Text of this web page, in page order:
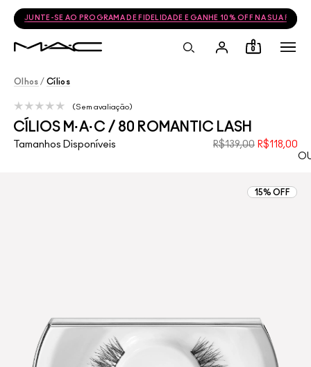
JUNTE-SE AO PROGRAMA DE FIDELIDADE E GANHE 10% OFF NA SUA
0
Olhos / Cílios
CÍLIOS M·A·C / 80 ROMANTIC LASH
R$139,00 R$118,00
Tamanhos Disponíveis
Sem avaliação
15% OFF